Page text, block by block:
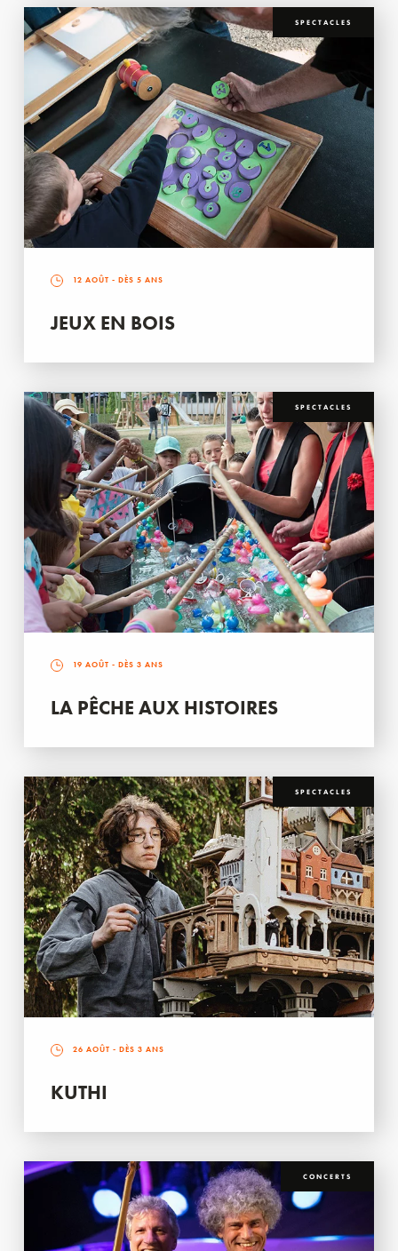
SPECTACLES
12 AOÛT - DÈS 5 ANS
JEUX EN BOIS
SPECTACLES
19 AOÛT - DÈS 3 ANS
LA PÊCHE AUX HISTOIRES
SPECTACLES
26 AOÛT - DÈS 3 ANS
KUTHI
CONCERTS